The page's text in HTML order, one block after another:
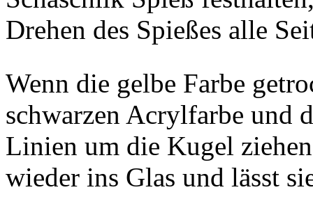
Drehen des Spießes alle
Wenn die gelbe Farbe
schwarzen Acrylfarbe und
Linien um die Kugel
wieder ins Glas und lässt